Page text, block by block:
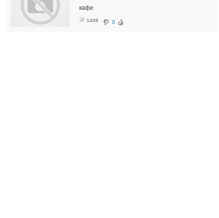
кафе
1449 0